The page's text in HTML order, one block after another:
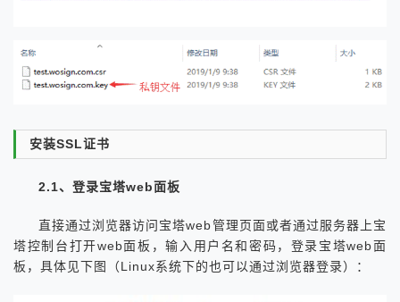
安装SSL证书
2.1、登录宝塔web面板
直接通过浏览器访问宝塔web管理页面或者通过服务器上宝
塔控制台打开web面板，输入用户名和密码，登录宝塔web面
板，具体见下图（Linux系统下的也可以通过浏览器登录）：